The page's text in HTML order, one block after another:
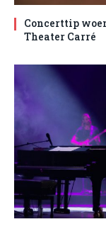
Concerttip
Theater Carré